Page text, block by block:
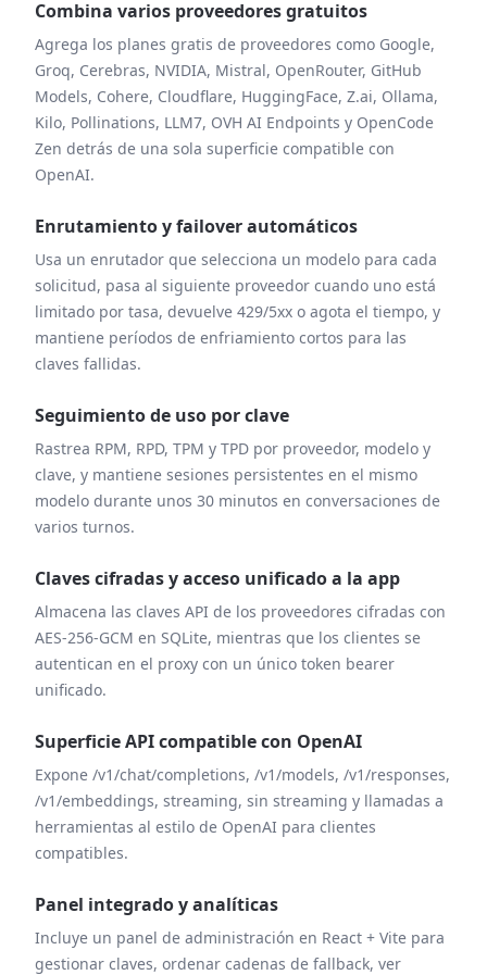
Combina varios proveedores gratuitos
Agrega los planes gratis de proveedores como Google,
Groq, Cerebras, NVIDIA, Mistral, OpenRouter, GitHub
Models, Cohere, Cloudflare, HuggingFace, Z.ai, Ollama,
Kilo, Pollinations, LLM7, OVH AI Endpoints y OpenCode
Zen detrás de una sola superficie compatible con
OpenAI.
Enrutamiento y failover automáticos
Usa un enrutador que selecciona un modelo para cada
solicitud, pasa al siguiente proveedor cuando uno está
limitado por tasa, devuelve 429/5xx o agota el tiempo, y
mantiene períodos de enfriamiento cortos para las
claves fallidas.
Seguimiento de uso por clave
Rastrea RPM, RPD, TPM y TPD por proveedor, modelo y
clave, y mantiene sesiones persistentes en el mismo
modelo durante unos 30 minutos en conversaciones de
varios turnos.
Claves cifradas y acceso unificado a la app
Almacena las claves API de los proveedores cifradas con
AES-256-GCM en SQLite, mientras que los clientes se
autentican en el proxy con un único token bearer
unificado.
Superficie API compatible con OpenAI
Expone /v1/chat/completions, /v1/models, /v1/responses,
/v1/embeddings, streaming, sin streaming y llamadas a
herramientas al estilo de OpenAI para clientes
compatibles.
Panel integrado y analíticas
Incluye un panel de administración en React + Vite para
gestionar claves, ordenar cadenas de fallback, ver